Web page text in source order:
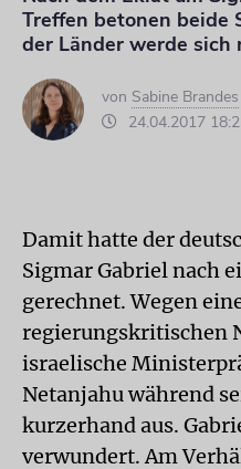
Treffen betonen beide
der Länder werde sich
von Sabine Brandes
24.04.2017
Damit hatte der
Sigmar Gabriel nach
gerechnet. Wegen
regierungskritischen
israelische
Netanjahu während
kurzerhand aus.
verwundert. Am